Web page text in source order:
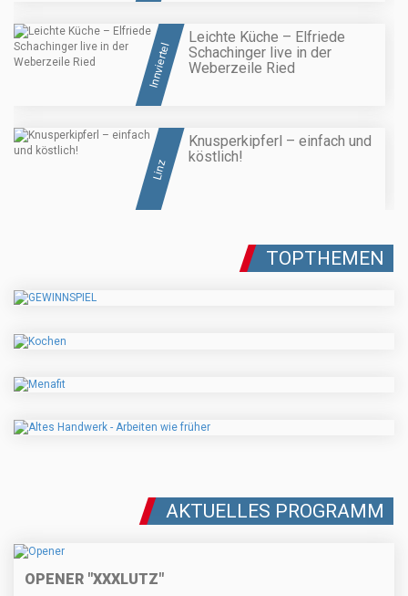
Innviertel
Leichte Küche – Elfriede
Schachinger live in der
Weberzeile Ried
Linz
Knusperkipferl – einfach und
köstlich!
TOPTHEMEN
AKTUELLES PROGRAMM
OPENER "XXXLUTZ"